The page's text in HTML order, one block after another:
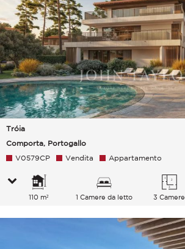
Tróia
Comporta, Portogallo
V0579CP Vendita Appartamento
110 m² 1 Camere da letto 3 Camere